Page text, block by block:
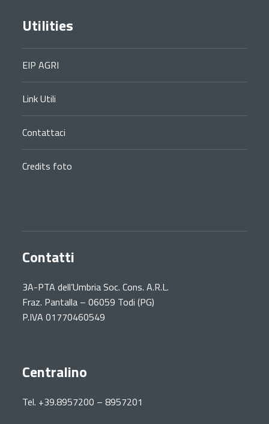
Utilities
EIP AGRI
Link Utili
Contattaci
Credits foto
Contatti
3A-PTA dell’Umbria Soc. Cons. A.R.L.
Fraz. Pantalla – 06059 Todi (PG)
P.IVA 01770460549
Centralino
Tel. +39.8957200 – 8957201